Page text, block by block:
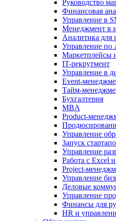
Руководство
Финансовая
Управление в
Менеджмент в
Аналитика для
Управление по
Маркетплейсы
IT-рекрутмент
Управление в
Event-
Тайм-
Бухгалтерия
MBA
Product-
Управление
Запуск
Управление
Работа с Excel
Project-
Управление
Деловые
Управление
Финансы для
HR и